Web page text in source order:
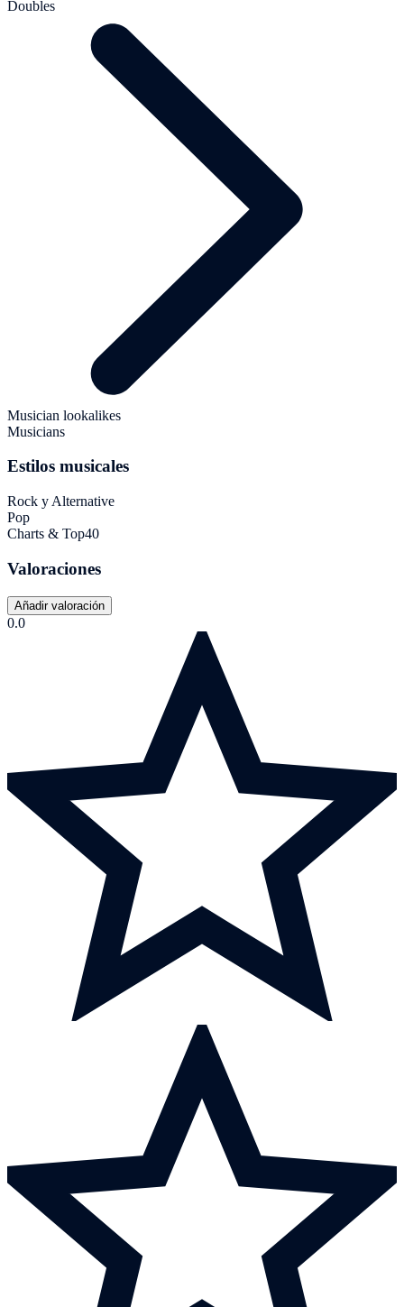
Doubles
Musician lookalikes
Musicians
Estilos musicales
Rock y Alternative
Pop
Charts & Top40
Valoraciones
Añadir valoración
0.0